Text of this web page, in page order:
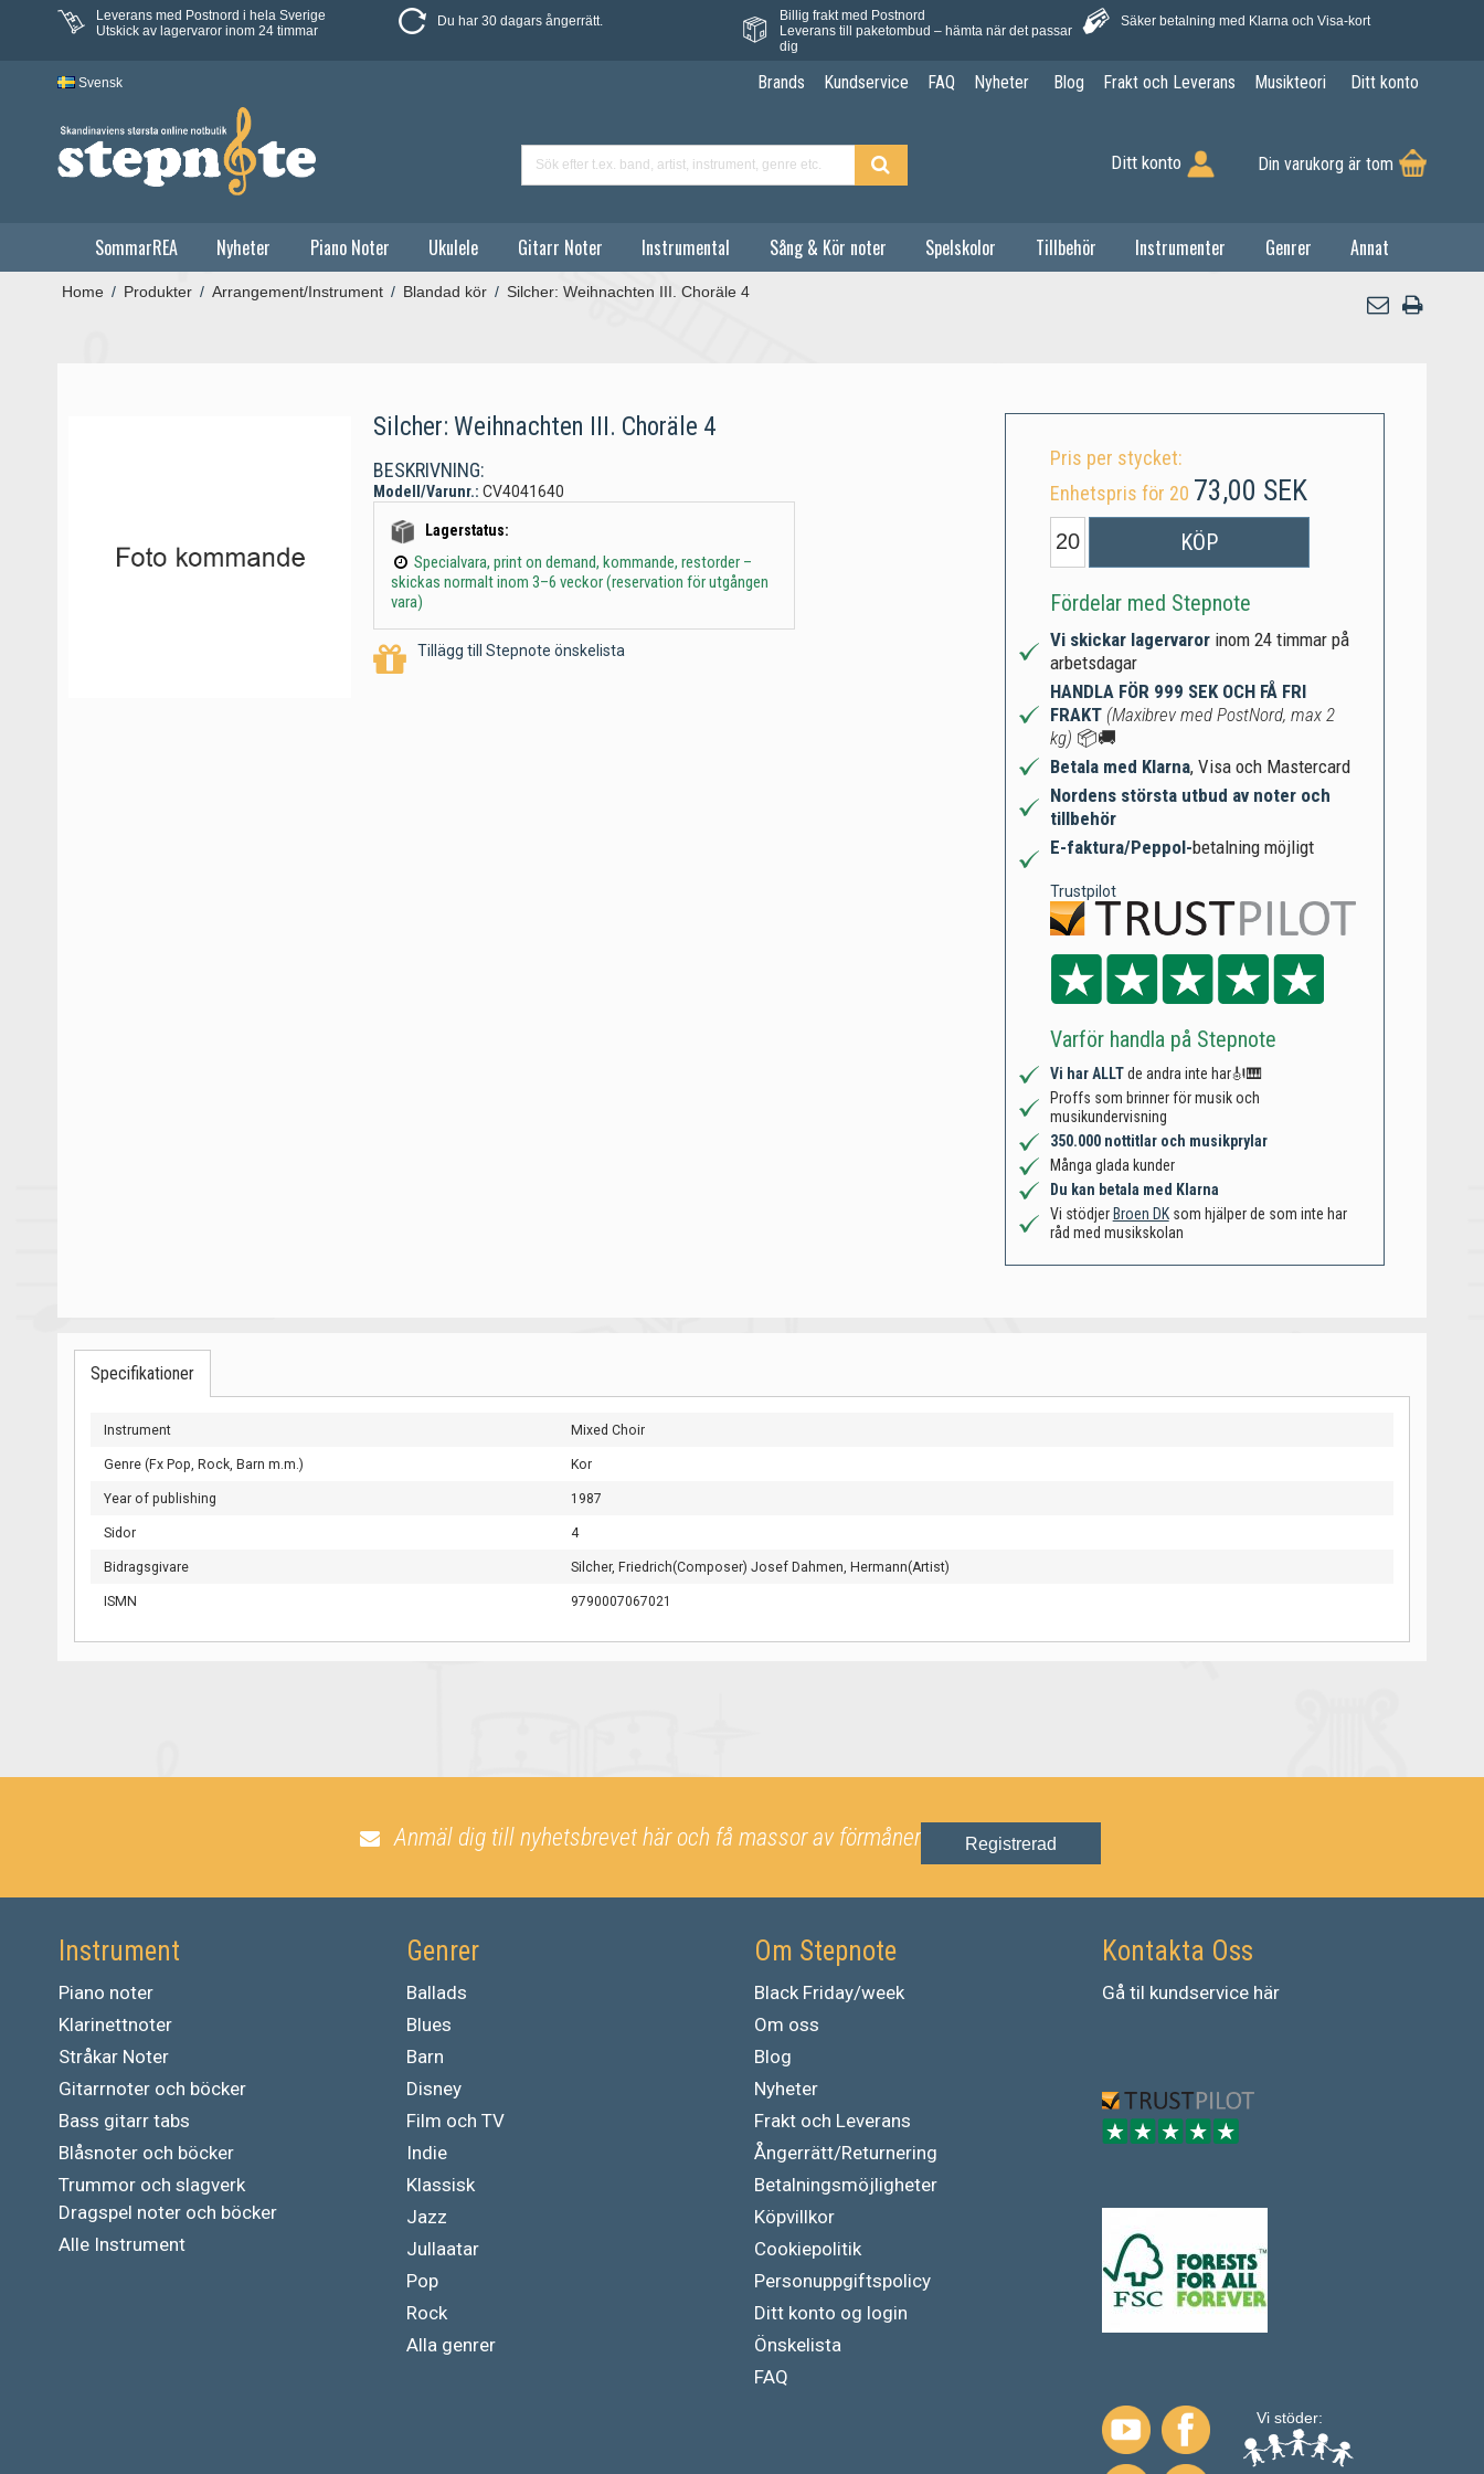
Leverans med Postnord i hela Sverige
Utskick av lagervaror inom 24 timmar
Du har 30 dagars ångerrätt.
Billig frakt med Postnord
Leverans till paketombud – hämta när det passar
dig
Säker betalning med Klarna och Visa-kort
Svensk Brands Kundservice FAQ Nyheter Blog Frakt och Leverans Musikteori Ditt konto
Ditt konto Din varukorg är tom
SommarREA Nyheter Piano Noter Ukulele Gitarr Noter Instrumental Sång & Kör noter Spelskolor Tillbehör Instrumenter Genrer Annat
Home / Produkter / Arrangement/Instrument / Blandad kör / Silcher: Weihnachten III. Choräle 4
Silcher: Weihnachten III. Choräle 4
BESKRIVNING:
Modell/Varunr.: CV4041640
Lagerstatus:
Specialvara, print on demand, kommande, restorder –
skickas normalt inom 3–6 veckor (reservation för utgången
vara)
Tillägg till Stepnote önskelista
Pris per stycket:
Enhetspris för 20 73,00 SEK
KÖP
Fördelar med Stepnote
Vi skickar lagervaror inom 24 timmar på
arbetsdagar
HANDLA FÖR 999 SEK OCH FÅ FRI
FRAKT (Maxibrev med PostNord, max 2
kg) 📦🚚
Betala med Klarna, Visa och Mastercard
Nordens största utbud av noter och
tillbehör
E-faktura/Peppol-betalning möjligt
Trustpilot
Varför handla på Stepnote
Vi har ALLTde andra inte har🎻🎹
Proffs som brinner för musik och
musikundervisning
350.000 nottitlar och musikprylar
Många glada kunder
Du kan betala med Klarna
Vi stödjer Broen DKsom hjälper de som inte har
råd med musikskolan
Specifikationer
Instrument Mixed Choir
Genre (Fx Pop, Rock, Barn m.m.) Kor
Year of publishing 1987
Sidor 4
Bidragsgivare Silcher, Friedrich(Composer) Josef Dahmen, Hermann(Artist)
ISMN 9790007067021
Anmäl dig till nyhetsbrevet här och få massor av förmåner Registrerad
Instrument
Piano noter
Klarinettnoter
Stråkar Noter
Gitarrnoter och böcker
Bass gitarr tabs
Blåsnoter och böcker
Trummor och slagverk
Dragspel noter och böcker
Alle Instrument
Genrer
Ballads
Blues
Barn
Disney
Film och TV
Indie
Klassisk
Jazz
Jullaatar
Pop
Rock
Alla genrer
Om Stepnote
Black Friday/week
Om oss
Blog
Nyheter
Frakt och Leverans
Ångerrätt/Returnering
Betalningsmöjligheter
Köpvillkor
Cookiepolitik
Personuppgiftspolicy
Ditt konto og login
Önskelista
FAQ
Kontakta Oss
Gå til kundservice här
Vi stöder: